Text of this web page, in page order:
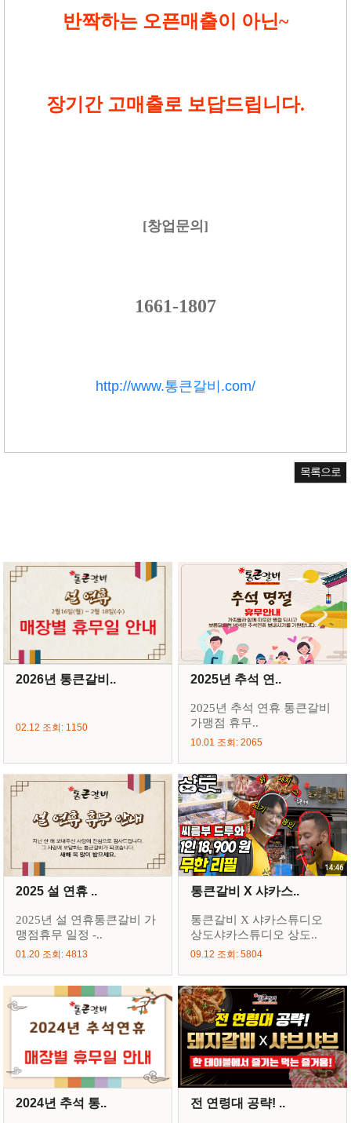
반짝하는 오픈매출이 아닌~
장기간 고매출로 보답드립니다.
[창업문의]
1661-1807
http://www.통큰갈비.com/
목록으로
2026년 통큰갈비..
02.12 조회: 1150
2025년 추석 연..
2025년 추석 연휴 통큰갈비
가맹점 휴무..
10.01 조회: 2065
2025 설 연휴 ..
2025년 설 연휴통큰갈비 가
맹점휴무 일정 -..
01.20 조회: 4813
통큰갈비 X 샤카스..
통큰갈비 X 샤카스튜디오
상도샤카스튜디오 상도..
09.12 조회: 5804
2024년 추석 통.. 전 연령대 공략! ..